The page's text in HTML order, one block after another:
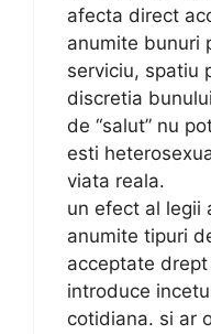
afecta direct
anumite bunuri
serviciu, spatiu
discretia
de “salut” nu
esti
viata reala.
un efect al legii
anumite tipuri
acceptate
introduce
cotidiana. si ar